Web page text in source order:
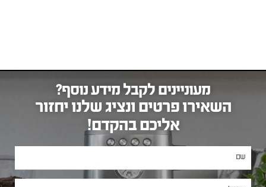
מעוניינים לקבל מידע נוסף?
השאירו פרטים ונציג שלנו יחזור
אליכם בהקדם!